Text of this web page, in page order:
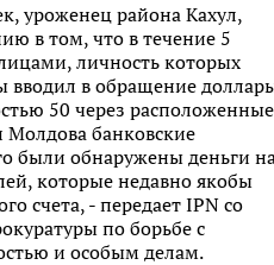
уроженец района Кахул,
в том, что в течение 5
личность которых
вводил в обращение
50 через расположенные
Молдова банковские
были обнаружены деньги
которые недавно якобы
счета, - передает IPN со
по борьбе с
и особым делам.